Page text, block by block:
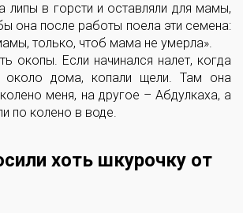
липы в горсти и оставляли для мамы,
она после работы поела эти семена:
только, чтоб мама не умерла».
окопы. Если начинался налет, когда
около дома, копали щели. Там она
меня, на другое – Абдулкаха, а
по колено в воде.
хоть шкурочку от